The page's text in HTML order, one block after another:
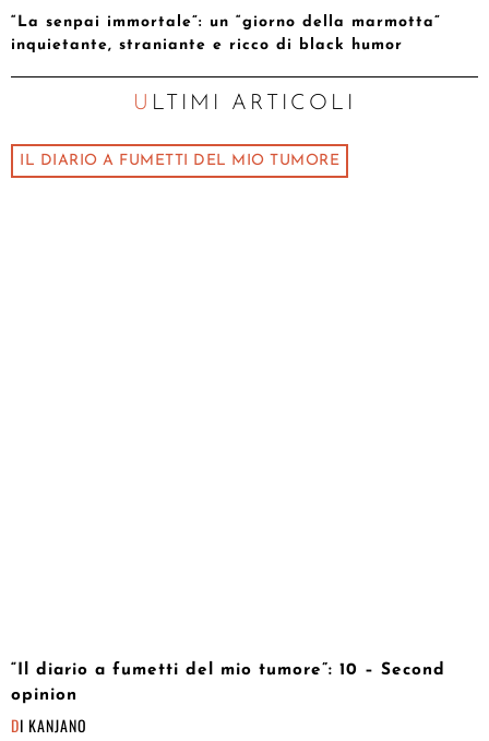
“La senpai immortale”: un “giorno della marmotta”
inquietante, straniante e ricco di black humor
ULTIMI ARTICOLI
IL DIARIO A FUMETTI DEL MIO TUMORE
“Il diario a fumetti del mio tumore”: 10 – Second
opinion
DI KANJANO